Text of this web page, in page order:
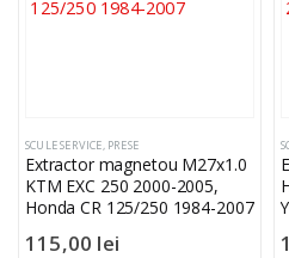
SCULE SERVICE, PRESE
Extractor magnetou M27x1.0
KTM EXC 250 2000-2005,
Honda CR 125/250 1984-2007
115,00 lei